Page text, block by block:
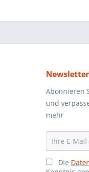
Newsletter
Abonnieren
und
mehr
Die